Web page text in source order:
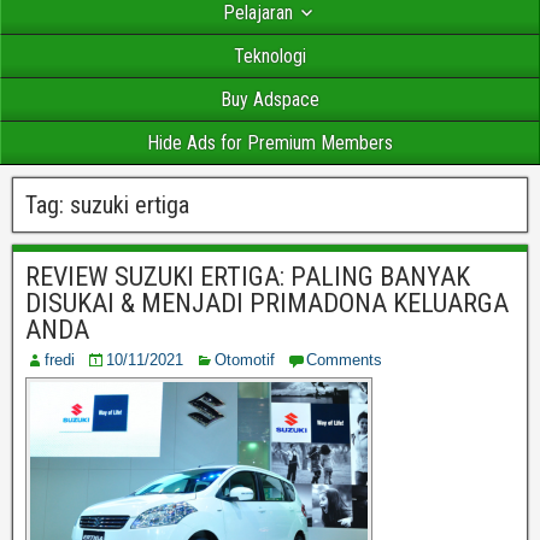
Pelajaran
Teknologi
Buy Adspace
Hide Ads for Premium Members
Tag: suzuki ertiga
REVIEW SUZUKI ERTIGA: PALING BANYAK
DISUKAI & MENJADI PRIMADONA KELUARGA
ANDA
fredi 10/11/2021 Otomotif Comments